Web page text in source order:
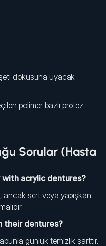
dokusuna uyacak
polimer bazlı protez
Sorular (Hasta
with acrylic dentures?
ancak sert veya yapışkan
their dentures?
günlük temizlik şarttır.